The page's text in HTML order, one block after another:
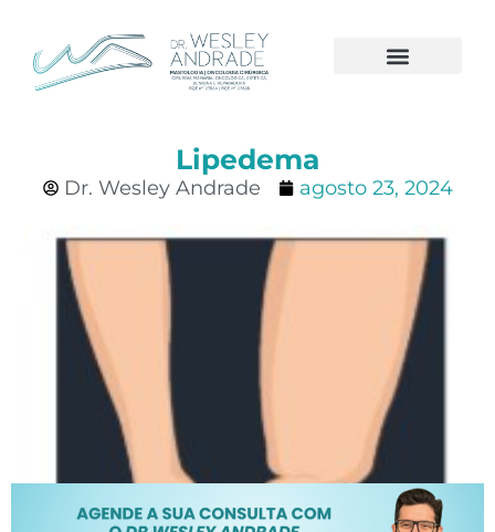
Lipedema
Dr. Wesley Andrade agosto 23, 2024